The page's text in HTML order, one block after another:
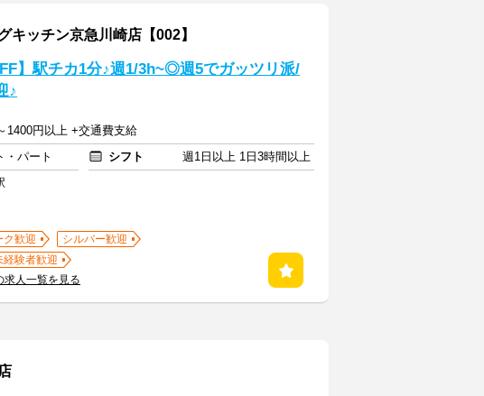
ッチン京急川崎店【002】
】駅チカ1分♪週1/3h~◎週5でガッツリ派/
♪
1400円以上 +交通費支給
・パート シフト
週1日以上 1日3時間以上
ク歓迎
シルバー歓迎
経験者歓迎
求人一覧を見る